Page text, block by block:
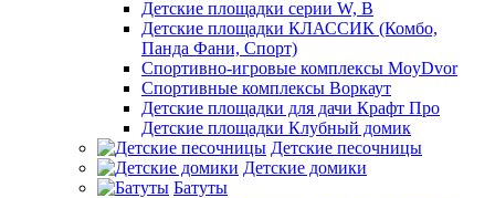
Детские площадки серии W, В
Детские площадки КЛАССИК (Комбо,
Панда Фани, Спорт)
Спортивно-игровые комплексы MoyDvor
Спортивные комплексы Воркаут
Детские площадки для дачи Крафт Про
Детские площадки Клубный домик
Детские песочницы
Детские домики
Батуты